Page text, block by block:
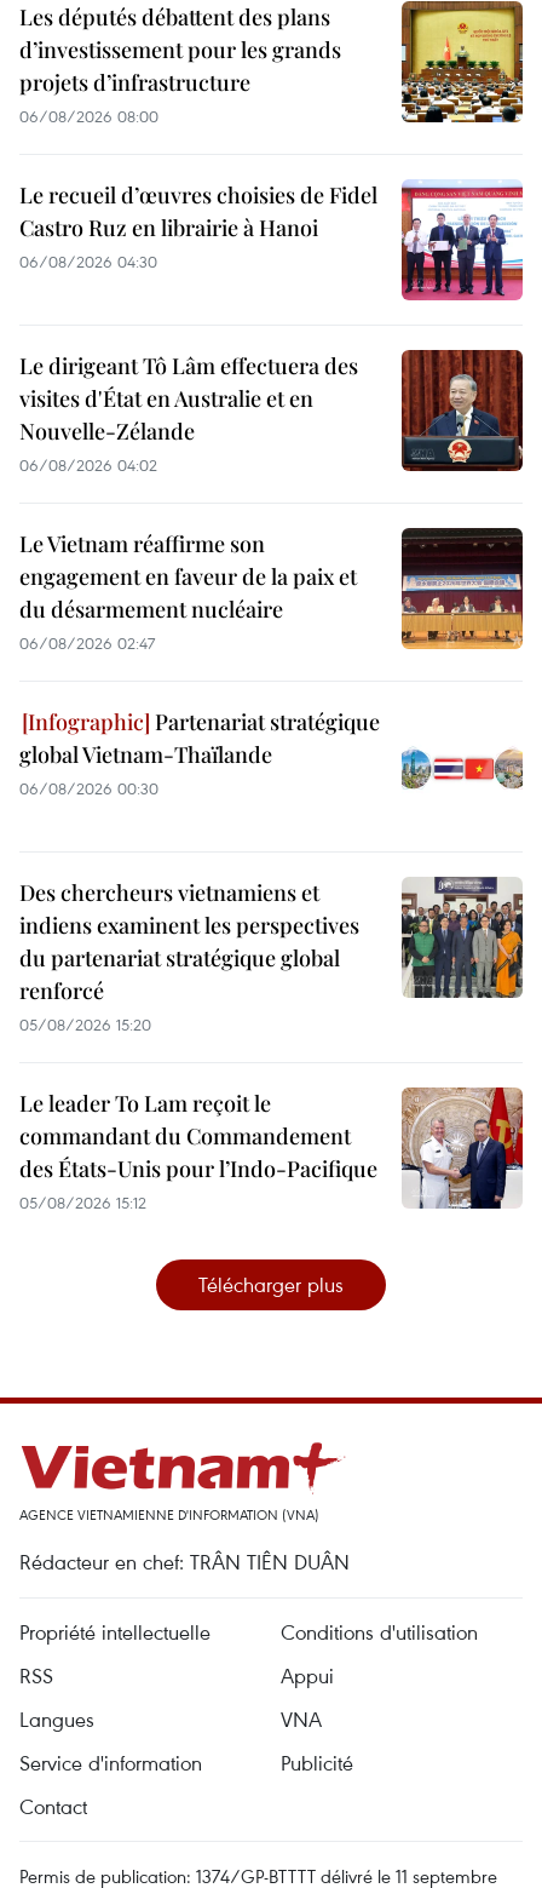
Les députés débattent des plans
d’investissement pour les grands
projets d’infrastructure
06/08/2026 08:00
Le recueil d’œuvres choisies de Fidel
Castro Ruz en librairie à Hanoi
06/08/2026 04:30
Le dirigeant Tô Lâm effectuera des
visites d'État en Australie et en
Nouvelle-Zélande
06/08/2026 04:02
Le Vietnam réaffirme son
engagement en faveur de la paix et
du désarmement nucléaire
06/08/2026 02:47
Partenariat stratégique
global Vietnam-Thaïlande
06/08/2026 00:30
Des chercheurs vietnamiens et
indiens examinent les perspectives
du partenariat stratégique global
renforcé
05/08/2026 15:20
Le leader To Lam reçoit le
commandant du Commandement
des États-Unis pour l’Indo-Pacifique
05/08/2026 15:12
Télécharger plus
AGENCE VIETNAMIENNE D'INFORMATION (VNA)
Rédacteur en chef: TRÂN TIÊN DUÂN
Propriété intellectuelle
Conditions d'utilisation
RSS
Appui
Langues
VNA
Service d'information
Publicité
Contact
Permis de publication: 1374/GP-BTTTT délivré le 11 septembre